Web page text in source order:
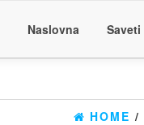
Naslovna Saveti
HOME /